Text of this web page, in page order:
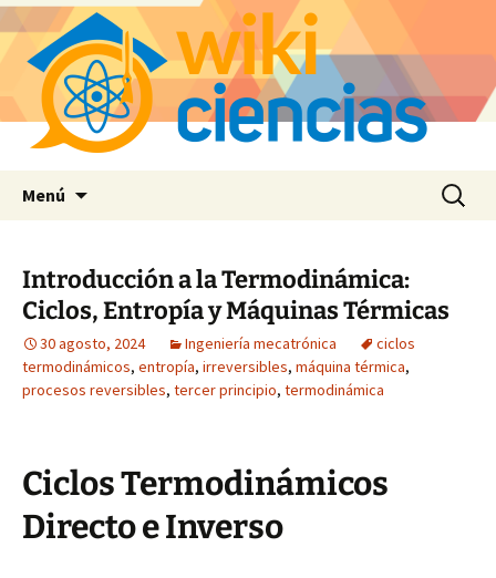
Menú Buscar:
Introducción a la Termodinámica:
Ciclos, Entropía y Máquinas Térmicas
30 agosto, 2024 Ingeniería mecatrónica
ciclos
termodinámicos, entropía, irreversibles, máquina térmica,
procesos reversibles, tercer principio, termodinámica
Ciclos Termodinámicos
Directo e Inverso